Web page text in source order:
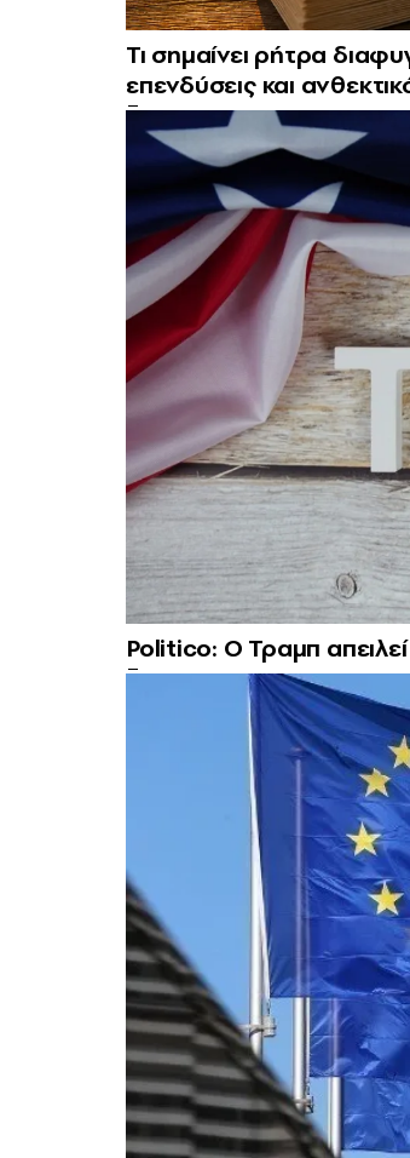
Τι σημαίνει ρήτρα
επενδύσεις και
Politico: Ο Τραμπ